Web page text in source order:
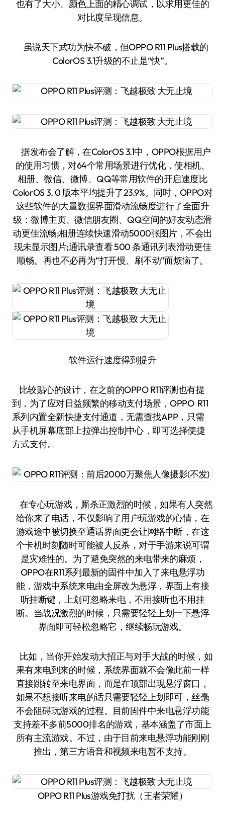
也有了大小、颜色上面的精心调试，以求用更佳的
对比度呈现信息。
虽说天下武功为快不破，但OPPO R11 Plus搭载的
ColorOS 3.1升级的不止是“快”。
据发布会了解，在ColorOS 3.1中，OPPO根据用户
的使用习惯，对64个常用场景进行优化，使相机、
相册、微信、微博、QQ等常用软件的开启速度比
ColorOS 3. 0 版本平均提升了23.9%。同时，OPPO对
这些软件的大量数据界面滑动流畅度进行了全面升
级：微博主页、微信朋友圈、QQ空间的好友动态滑
动更佳流畅;相册连续快速滑动5000张图片，不会出
现未显示图片;通讯录查看 500 条通讯列表滑动更佳
顺畅。再也不必再为“打开慢、刷不动”而烦恼了。
软件运行速度得到提升
比较贴心的设计，在之前的OPPO R11评测也有提
到，为了应对日益频繁的移动支付场景，OPPO R11
系列内置全新快捷支付通道，无需查找APP，只需
从手机屏幕底部上拉弹出控制中心，即可选择便捷
方式支付。
在专心玩游戏，厮杀正激烈的时候，如果有人突然
给你来了电话，不仅影响了用户玩游戏的心情，在
游戏途中被切换至通话界面更会让网络中断，在这
个卡机时刻随时可能被人反杀，对于手游来说可谓
是灾难性的。为了避免突然的来电带来的麻烦，
OPPO在R11系列最新的固件中加入了来电悬浮功
能，游戏中系统来电由全屏改为悬浮，界面上有接
听挂断键，上划可忽略来电，不用接听也不用挂
断。当战况激烈的时候，只需要轻轻上划一下悬浮
界面即可轻松忽略它，继续畅玩游戏。
比如，当你开始发动大招正与对手大战的时候，如
果有来电到来的时候，系统界面就不会像此前一样
直接跳转至来电界面，而是在顶部出现悬浮窗口，
如果不想接听来电的话只需要轻轻上划即可，丝毫
不会阻碍玩游戏的过程。目前固件中来电悬浮功能
支持差不多前5000排名的游戏，基本涵盖了市面上
所有主流游戏。不过，由于目前来电悬浮功能刚刚
推出，第三方语音和视频来电暂不支持。
OPPO R11 Plus游戏免打扰（王者荣耀）